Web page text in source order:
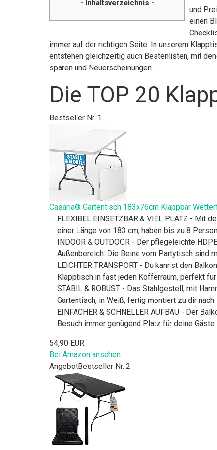
- Inhaltsverzeichnis -
und
einen
immer auf der richtigen Seite. In unserem
entstehen gleichzeitig auch Bestenlisten, mit
sparen und Neuerscheinungen.
Die TOP 20
Bestseller Nr. 1
Casaria® Gartentisch 183x76cm Klappbar
FLEXIBEL EINSETZBAR & VIEL PLATZ - Mit
einer Länge von 183 cm, haben bis zu 8
INDOOR & OUTDOOR - Der pflegeleichte
Außenbereich. Die Beine vom Partytisch sind
LEICHTER TRANSPORT - Du kannst den
Klapptisch in fast jeden Kofferraum, perfekt
STABIL & ROBUST - Das Stahlgestell, mit
Gartentisch, in Weiß, fertig montiert zu dir
EINFACHER & SCHNELLER AUFBAU - Der
Besuch immer genügend Platz für deine
54,90 EUR
Bei Amazon ansehen
AngebotBestseller Nr. 2